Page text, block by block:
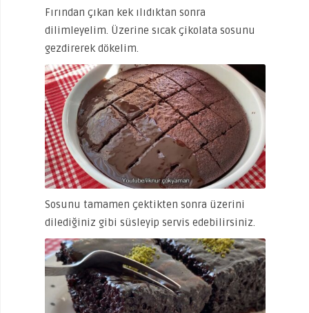
Fırından çıkan kek ılıdıktan sonra
dilimleyelim. Üzerine sıcak çikolata sosunu
gezdirerek dökelim.
Sosunu tamamen çektikten sonra üzerini
dilediğiniz gibi süsleyip servis edebilirsiniz.